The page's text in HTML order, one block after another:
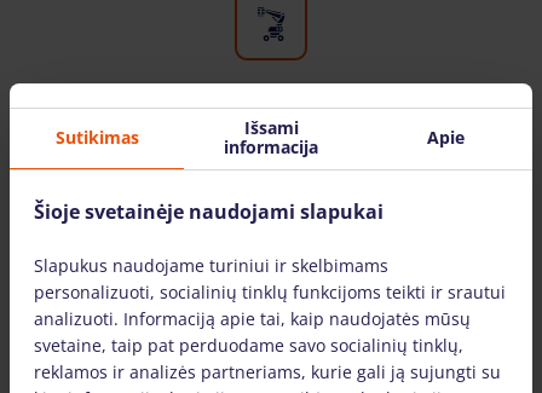
Platus įrangos pasirinkimas
Pas mus rasite visą aukštuminiams darbams
fiziniams, tiek juridiniams asmenims.
DAŽNIAUSIAI UŽDUODAMI KLAUSIMAI
Ar yra pateikiamos detalios instrukcijos kaip
Sutikimas
Išsami
informacija
Apie
Šioje svetainėje naudojami slapukai
Slapukus naudojame turiniui ir skelbimams
personalizuoti, socialinių tinklų funkcijoms teikti ir srautui
analizuoti. Informaciją apie tai, kaip naudojatės mūsų
svetaine, taip pat perduodame savo socialinių tinklų,
reklamos ir analizės partneriams, kurie gali ją sujungti su